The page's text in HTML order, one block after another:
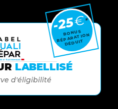
LABELLISÉ
d'éligibilité
-25€*
BONUS
RÉPARATION
DÉDUIT